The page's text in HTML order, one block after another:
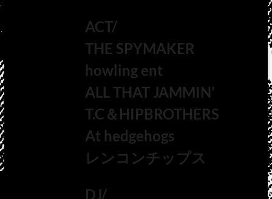
ACT/
THE SPYMAKER
howling ent
ALL THAT JAMMIN’
T.C＆HIPBROTHERS
At hedgehogs
レンコンチップス
DJ/